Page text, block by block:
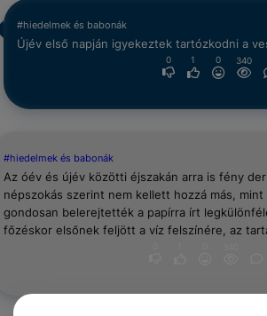
#hiedelmek és babonák
Újév első napján igyekeztek tartózkodni a
0 1 0 340
#hiedelmek és babonák
Az óév és újév közötti éjszakán arra is fény
népszokás szerint nem kellett hozzá más,
gondosan belerejtették a papírra írt
főzéskor elsőnek feljött a víz felszínére, az